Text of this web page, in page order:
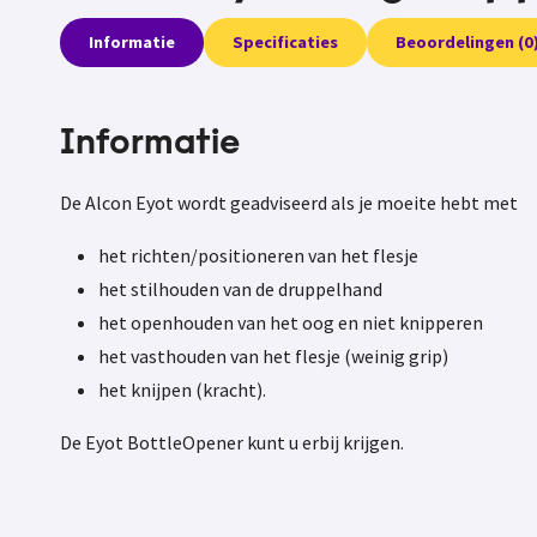
Informatie Specificaties Beoordelingen
Informatie
De Alcon Eyot wordt geadviseerd als je moeite hebt met
het richten/positioneren van het flesje
het stilhouden van de druppelhand
het openhouden van het oog en niet knipperen
het vasthouden van het flesje (weinig grip)
het knijpen (kracht).
De Eyot BottleOpener kunt u erbij krijgen.